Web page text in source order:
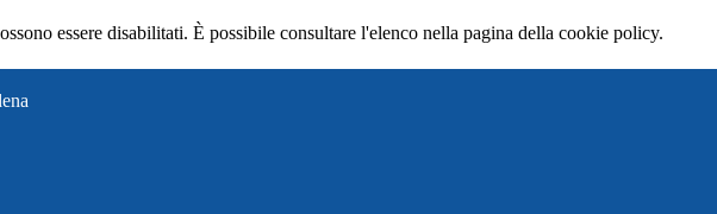
essere disabilitati. È possibile consultare l'elenco nella pagina della cookie policy.